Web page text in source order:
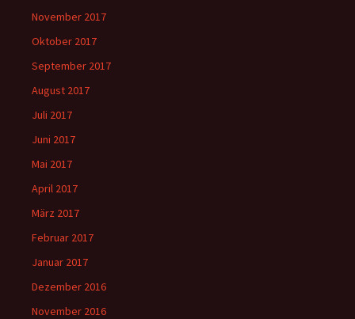
November 2017
Oktober 2017
September 2017
August 2017
Juli 2017
Juni 2017
Mai 2017
April 2017
März 2017
Februar 2017
Januar 2017
Dezember 2016
November 2016